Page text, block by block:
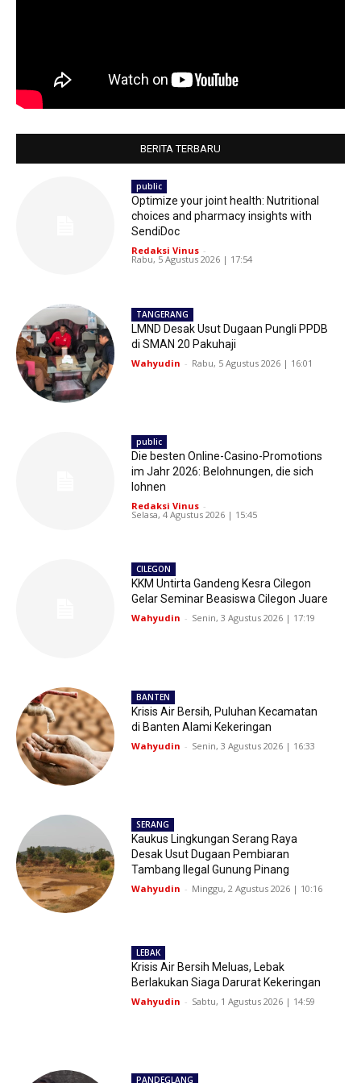
BERITA TERBARU
public
Optimize your joint health: Nutritional
choices and pharmacy insights with
SendiDoc
Redaksi Vinus -
Rabu, 5 Agustus 2026 | 17:54
TANGERANG
LMND Desak Usut Dugaan Pungli PPDB
di SMAN 20 Pakuhaji
Wahyudin - Rabu, 5 Agustus 2026 | 16:01
public
Die besten Online-Casino-Promotions
im Jahr 2026: Belohnungen, die sich
lohnen
Redaksi Vinus -
Selasa, 4 Agustus 2026 | 15:45
CILEGON
KKM Untirta Gandeng Kesra Cilegon
Gelar Seminar Beasiswa Cilegon Juare
Wahyudin - Senin, 3 Agustus 2026 | 17:19
BANTEN
Krisis Air Bersih, Puluhan Kecamatan
di Banten Alami Kekeringan
Wahyudin - Senin, 3 Agustus 2026 | 16:33
SERANG
Kaukus Lingkungan Serang Raya
Desak Usut Dugaan Pembiaran
Tambang Ilegal Gunung Pinang
Wahyudin - Minggu, 2 Agustus 2026 | 10:16
LEBAK
Krisis Air Bersih Meluas, Lebak
Berlakukan Siaga Darurat Kekeringan
Wahyudin - Sabtu, 1 Agustus 2026 | 14:59
PANDEGLANG